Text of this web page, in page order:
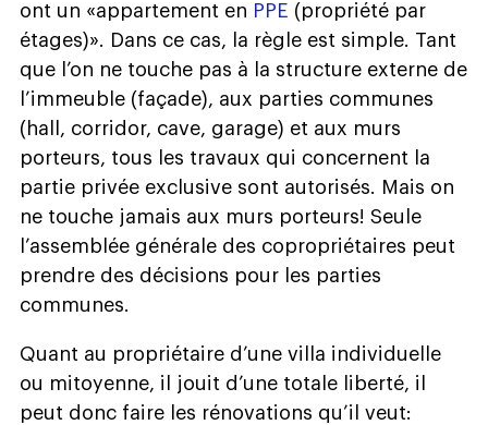
ont un «appartement en PPE (propriété par
étages)». Dans ce cas, la règle est simple. Tant
que l’on ne touche pas à la structure externe de
l’immeuble (façade), aux parties communes
(hall, corridor, cave, garage) et aux murs
porteurs, tous les travaux qui concernent la
partie privée exclusive sont autorisés. Mais on
ne touche jamais aux murs porteurs! Seule
l’assemblée générale des copropriétaires peut
prendre des décisions pour les parties
communes.
Quant au propriétaire d’une villa individuelle
ou mitoyenne, il jouit d’une totale liberté, il
peut donc faire les rénovations qu’il veut: